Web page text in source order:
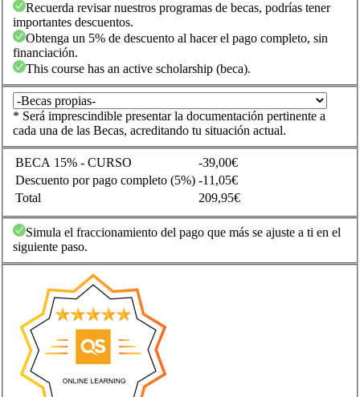
Recuerda revisar nuestros programas de becas, podrías tener
importantes descuentos.
Obtenga un 5% de descuento al hacer el pago completo, sin
financiación.
This course has an active scholarship (beca).
* Será imprescindible presentar la documentación pertinente a
cada una de las Becas, acreditando tu situación actual.
BECA 15% - CURSO
-39,00€
Descuento por pago completo (5%) -11,05€
Total
209,95€
Simula el fraccionamiento del pago que más se ajuste a ti en el
siguiente paso.